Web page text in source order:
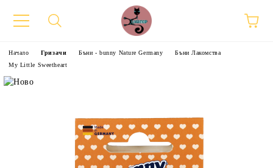
Начало Гризачи Бъни - bunny Nature Germany
Бъни Лакомства
My Little Sweetheart